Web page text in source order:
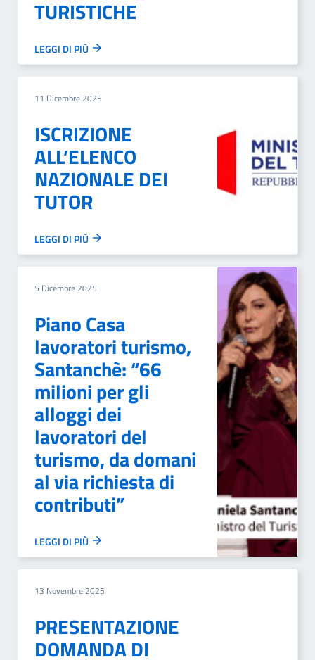
TURISTICHE
LEGGI DI PIÙ
11 Dicembre 2025
ISCRIZIONE
ALL’ELENCO
NAZIONALE DEI
TUTOR
LEGGI DI PIÙ
5 Dicembre 2025
Piano Casa
lavoratori turismo,
Santanchè: “66
milioni per gli
alloggi dei
lavoratori del
turismo, da domani
al via richiesta di
contributi”
LEGGI DI PIÙ
13 Novembre 2025
PRESENTAZIONE
DOMANDA DI